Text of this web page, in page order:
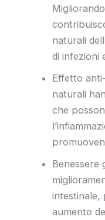
naturali
di infezioni
Effetto
naturali
che
Benessere
intestinale,
aumento